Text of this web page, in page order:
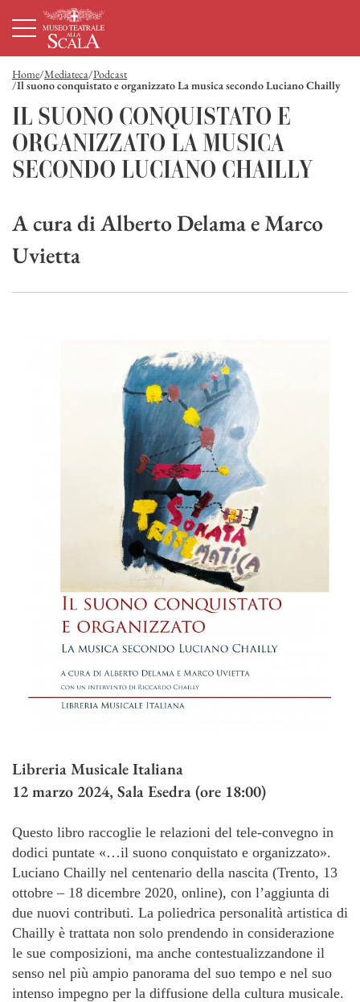
HomepageMenù principale
Home Mediateca Podcast
Il suono conquistato e organizzato La musica secondo Luciano Chailly
Il suono conquistato e organizzato
IL SUONO CONQUISTATO E
ORGANIZZATO LA MUSICA
SECONDO LUCIANO CHAILLY
A cura di Alberto Delama e Marco
Uvietta
Libreria Musicale Italiana
12 marzo 2024, Sala Esedra (ore 18:00)
Questo libro raccoglie le relazioni del tele-convegno in
dodici puntate «…il suono conquistato e organizzato».
Luciano Chailly nel centenario della nascita (Trento, 13
ottobre – 18 dicembre 2020, online), con l’aggiunta di
due nuovi contributi. La poliedrica personalità artistica di
Chailly è trattata non solo prendendo in considerazione
le sue composizioni, ma anche contestualizzandone il
senso nel più ampio panorama del suo tempo e nel suo
intenso impegno per la diffusione della cultura musicale.